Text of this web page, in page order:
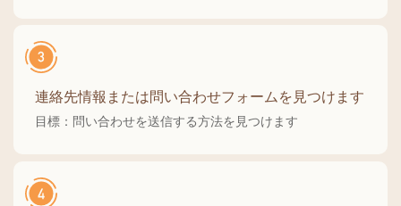
連絡先情報または問い合わせフォームを見つけます
目標：問い合わせを送信する方法を見つけます